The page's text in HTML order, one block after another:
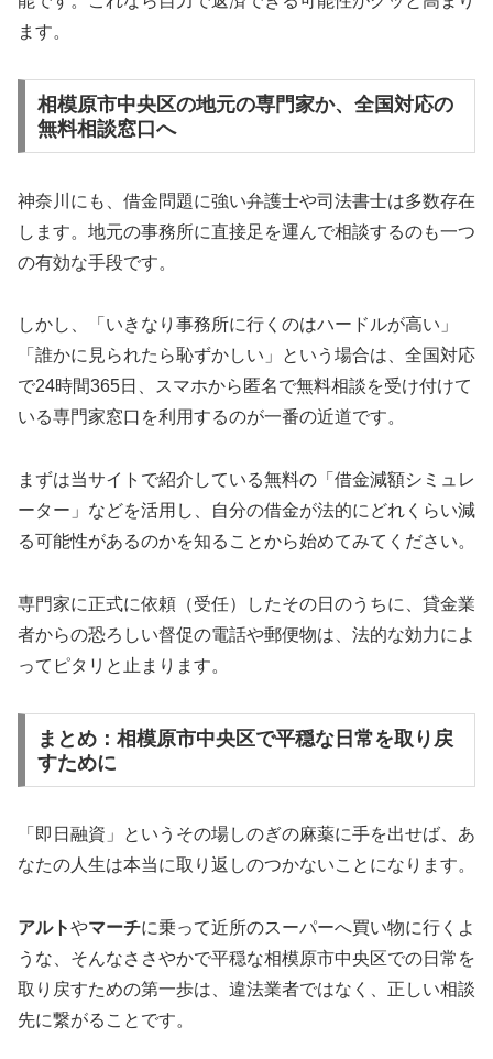
ます。
相模原市中央区の地元の専門家か、全国対応の
無料相談窓口へ
神奈川にも、借金問題に強い弁護士や司法書士は多数存在
します。地元の事務所に直接足を運んで相談するのも一つ
の有効な手段です。
しかし、「いきなり事務所に行くのはハードルが高い」
「誰かに見られたら恥ずかしい」という場合は、全国対応
で24時間365日、スマホから匿名で無料相談を受け付けて
いる専門家窓口を利用するのが一番の近道です。
まずは当サイトで紹介している無料の「借金減額シミュレ
ーター」などを活用し、自分の借金が法的にどれくらい減
る可能性があるのかを知ることから始めてみてください。
専門家に正式に依頼（受任）したその日のうちに、貸金業
者からの恐ろしい督促の電話や郵便物は、法的な効力によ
ってピタリと止まります。
まとめ：相模原市中央区で平穏な日常を取り戻
すために
「即日融資」というその場しのぎの麻薬に手を出せば、あ
なたの人生は本当に取り返しのつかないことになります。
アルトやマーチに乗って近所のスーパーへ買い物に行くよ
うな、そんなささやかで平穏な相模原市中央区での日常を
取り戻すための第一歩は、違法業者ではなく、正しい相談
先に繋がることです。